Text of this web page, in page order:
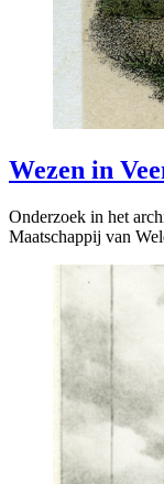
Wezen in
Onderzoek in het
Maatschappij van